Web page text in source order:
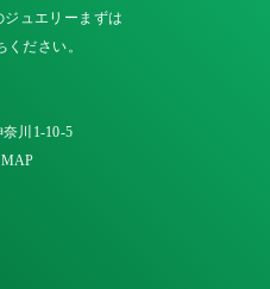
ュエリーまずは
ださい。
川1-10-5